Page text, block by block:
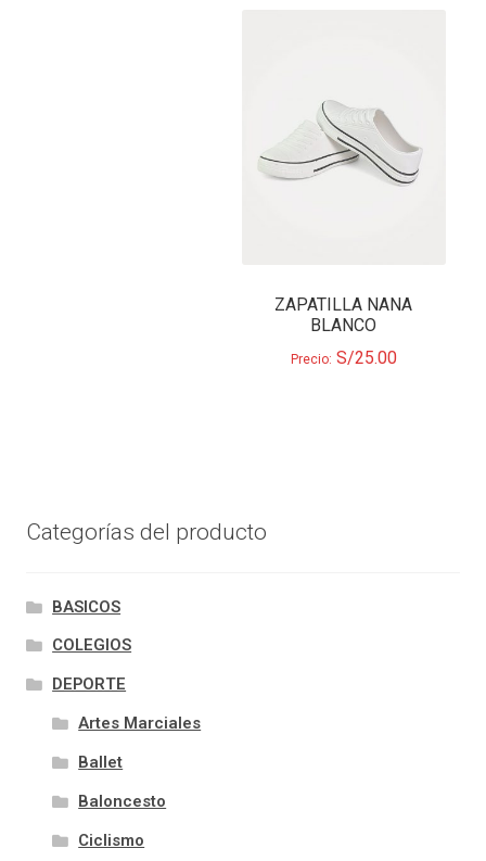
ZAPATILLA NANA
BLANCO
Precio: S/25.00
Categorías del producto
BASICOS
COLEGIOS
DEPORTE
Artes Marciales
Ballet
Baloncesto
Ciclismo